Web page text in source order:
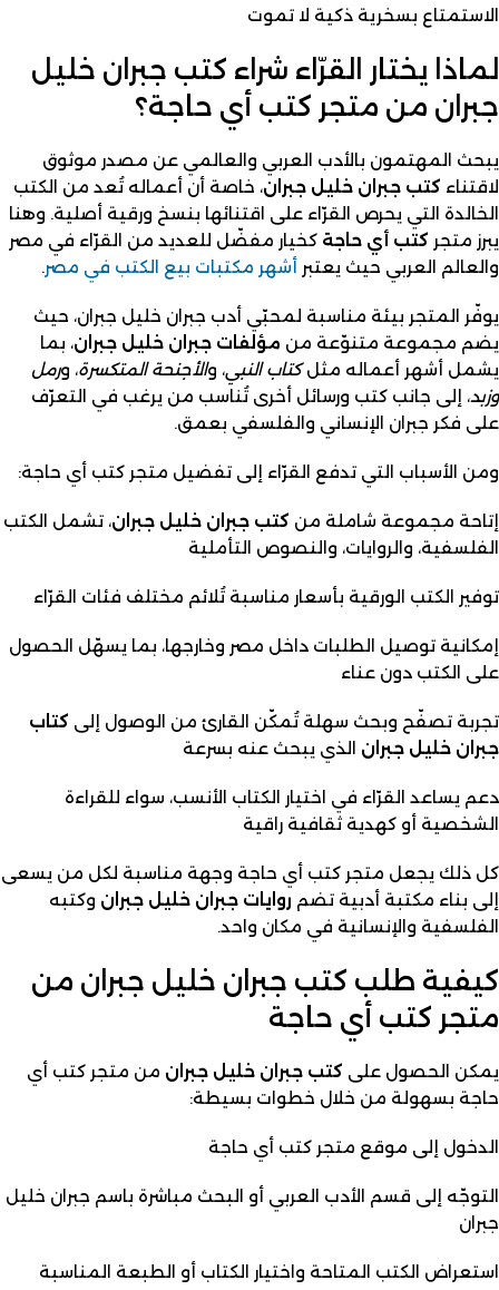
الاستمتاع بسخرية ذكية لا تموت
لماذا يختار القرّاء شراء كتب جبران خليل
جبران من متجر كتب أي حاجة؟
يبحث المهتمون بالأدب العربي والعالمي عن مصدر موثوق
لاقتناء كتب جبران خليل جبران، خاصة أن أعماله تُعد من الكتب
الخالدة التي يحرص القرّاء على اقتنائها بنسخ ورقية أصلية. وهنا
يبرز متجر كتب أي حاجة كخيار مفضّل للعديد من القرّاء في مصر
والعالم العربي حيث يعتبر أشهر مكتبات بيع الكتب في مصر.
يوفّر المتجر بيئة مناسبة لمحبّي أدب جبران خليل جبران، حيث
يضم مجموعة متنوّعة من مؤلفات جبران خليل جبران، بما
يشمل أشهر أعماله مثلكتاب النبي، والأجنحة المتكسرة، ورمل
وزبد، إلى جانب كتب ورسائل أخرى تُناسب من يرغب في التعرّف
على فكر جبران الإنساني والفلسفي بعمق.
ومن الأسباب التي تدفع القرّاء إلى تفضيل متجر كتب أي حاجة:
إتاحة مجموعة شاملة من كتب جبران خليل جبران، تشمل الكتب
الفلسفية، والروايات، والنصوص التأملية
توفير الكتب الورقية بأسعار مناسبة تُلائم مختلف فئات القرّاء
إمكانية توصيل الطلبات داخل مصر وخارجها، بما يسهّل الحصول
على الكتب دون عناء
تجربة تصفّح وبحث سهلة تُمكّن القارئ من الوصول إلى كتاب
جبران خليل جبران الذي يبحث عنه بسرعة
دعم يساعد القرّاء في اختيار الكتاب الأنسب، سواء للقراءة
الشخصية أو كهدية ثقافية راقية
كل ذلك يجعل متجر كتب أي حاجة وجهة مناسبة لكل من يسعى
إلى بناء مكتبة أدبية تضم روايات جبران خليل جبران وكتبه
الفلسفية والإنسانية في مكان واحد.
كيفية طلب كتب جبران خليل جبران من
متجر كتب أي حاجة
يمكن الحصول على كتب جبران خليل جبران من متجر كتب أي
حاجة بسهولة من خلال خطوات بسيطة:
الدخول إلى موقع متجر كتب أي حاجة
التوجّه إلى قسم الأدب العربي أو البحث مباشرة باسم جبران خليل
جبران
استعراض الكتب المتاحة واختيار الكتاب أو الطبعة المناسبة